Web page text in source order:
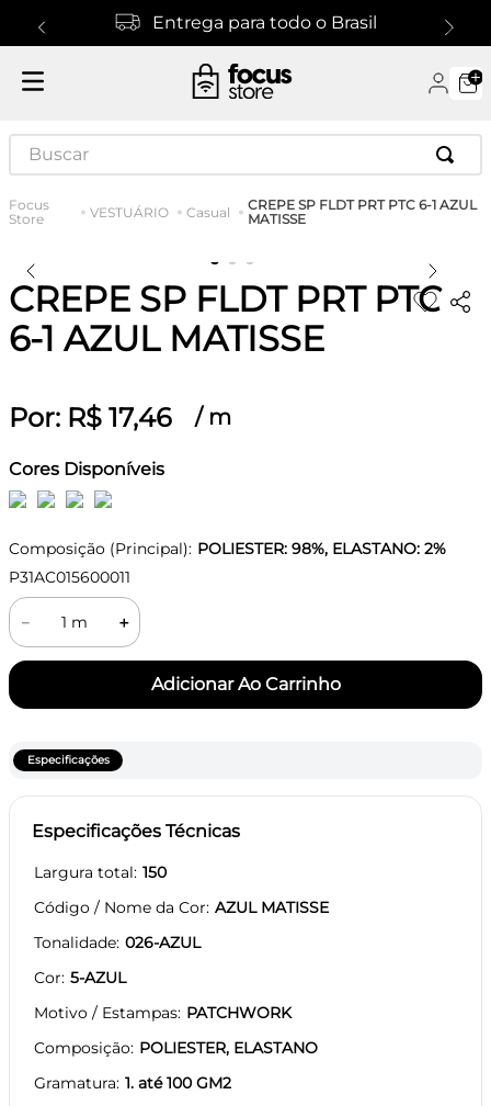
Entrega para todo o Brasil
Buscar
VESTUÁRIO Casual
CREPE SP FLDT PRT PTC 6-1 AZUL
MATISSE
CREPE SP FLDT PRT PTC
6-1 AZUL MATISSE
Por: R$ 17,46 / m
Cores Disponíveis
Composição (Principal): POLIESTER: 98%, ELASTANO: 2%
P31AC015600011
＋
－
Especificações
Especificações Técnicas
Largura total 150
Código / Nome da Cor AZUL MATISSE
Tonalidade 026-AZUL
Cor 5-AZUL
Motivo / Estampas PATCHWORK
Composição POLIESTER, ELASTANO
Gramatura 1. até 100 GM2